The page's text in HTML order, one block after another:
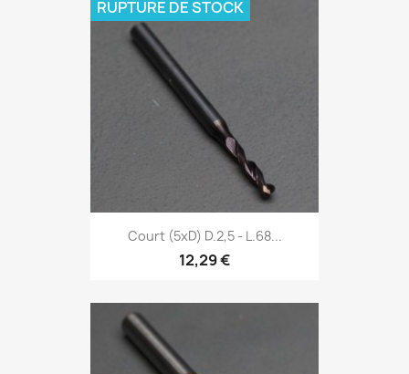
Court (5xD) D.2,5 - L.68...
12,29 €
RUPTURE DE STOCK